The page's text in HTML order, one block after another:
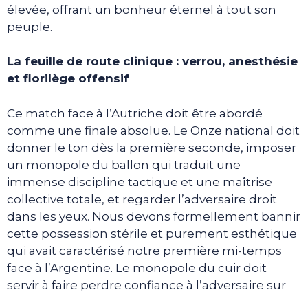
élevée, offrant un bonheur éternel à tout son
peuple.
La feuille de route clinique : verrou, anesthésie
et florilège offensif
Ce match face à l’Autriche doit être abordé
comme une finale absolue. Le Onze national doit
donner le ton dès la première seconde, imposer
un monopole du ballon qui traduit une
immense discipline tactique et une maîtrise
collective totale, et regarder l’adversaire droit
dans les yeux. Nous devons formellement bannir
cette possession stérile et purement esthétique
qui avait caractérisé notre première mi-temps
face à l’Argentine. Le monopole du cuir doit
servir à faire perdre confiance à l’adversaire sur